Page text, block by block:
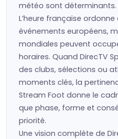
météo sont déterminants.
L’heure française
événements européens,
mondiales peuvent
horaires. Quand DirecTV
des clubs, sélections ou
moments clés, la
Stream Foot donne le
que phase, forme et
priorité.
Une vision complète de